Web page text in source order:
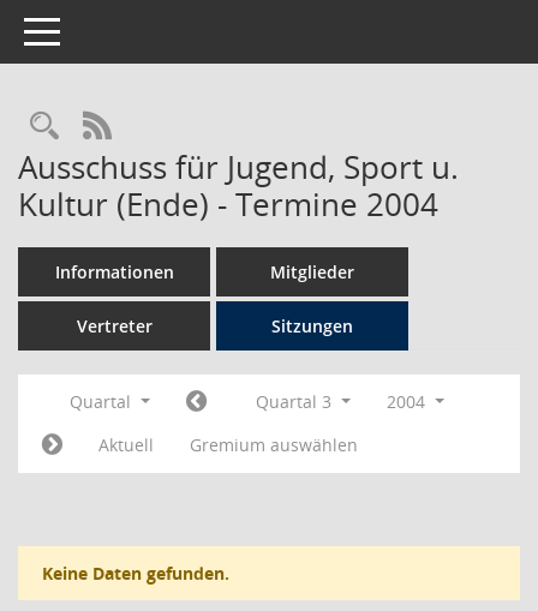
Toggle navigation
Rechercheauswahl
RSS-Feed
Ausschuss für Jugend, Sport u.
Kultur (Ende) - Termine 2004
Informationen Mitglieder
Vertreter Sitzungen
Quartal Quartal 3
2004
Aktuell
Gremium auswählen
Keine Daten gefunden.